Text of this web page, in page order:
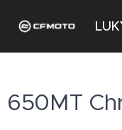
650MT